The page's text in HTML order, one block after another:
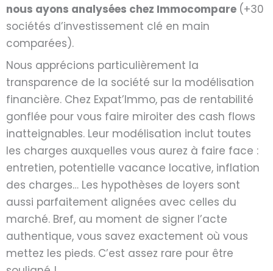
nous ayons analysées chez Immocompare (+30
sociétés d’investissement clé en main
comparées).
Nous apprécions particulièrement la
transparence de la société sur la modélisation
financière. Chez Expat’Immo, pas de rentabilité
gonflée pour vous faire miroiter des cash flows
inatteignables. Leur modélisation inclut toutes
les charges auxquelles vous aurez à faire face :
entretien, potentielle vacance locative, inflation
des charges… Les hypothèses de loyers sont
aussi parfaitement alignées avec celles du
marché. Bref, au moment de signer l’acte
authentique, vous savez exactement où vous
mettez les pieds. C’est assez rare pour être